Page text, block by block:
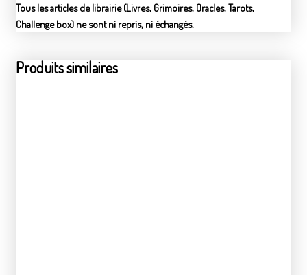
Tous les articles de librairie (Livres, Grimoires, Oracles, Tarots,
Challenge box) ne sont ni repris, ni échangés.
Produits similaires